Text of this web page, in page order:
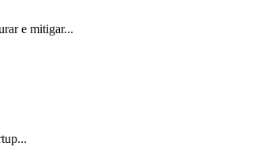
e mitigar...